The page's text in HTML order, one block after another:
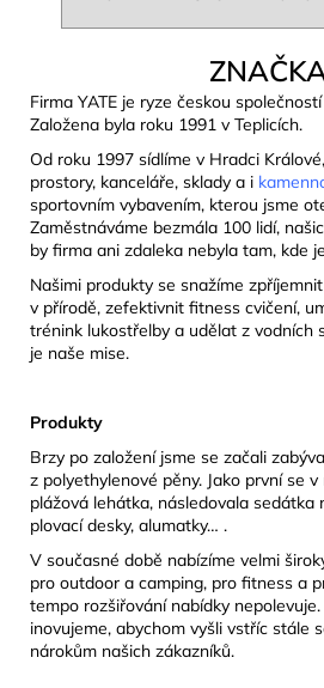
Firma YATE je ryze českou
Založena byla roku 1991 v Teplicích.
Od roku 1997 sídlíme v Hradci
prostory, kanceláře, sklady a i
sportovním vybavením, kterou jsme
Zaměstnáváme bezmála 100 lidí,
by firma ani zdaleka nebyla tam, kde
Našimi produkty se snažíme
v přírodě, zefektivnit fitness cvičení,
trénink lukostřelby a udělat z vodních
je naše mise.
Produkty
Brzy po založení jsme se začali
z polyethylenové pěny. Jako první se
plážová lehátka, následovala sedátka
plovací desky, alumatky… .
V současné době nabízíme velmi
pro outdoor a camping, pro fitness a
tempo rozšiřování nabídky
inovujeme, abychom vyšli vstříc stále
nárokům našich zákazníků.